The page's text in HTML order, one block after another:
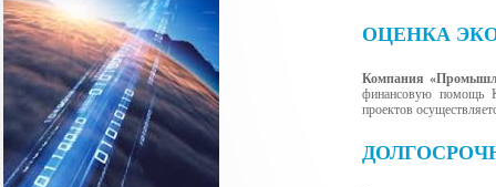
ОЦЕНКА
Компания
финансовую помощь
проектов